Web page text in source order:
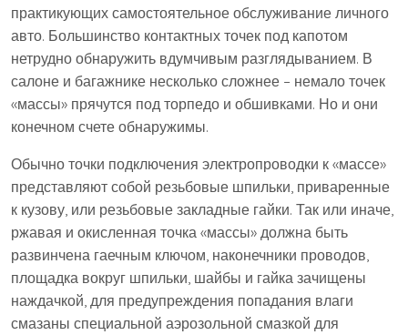
практикующих самостоятельное обслуживание личного
авто. Большинство контактных точек под капотом
нетрудно обнаружить вдумчивым разглядыванием. В
салоне и багажнике несколько сложнее – немало точек
«массы» прячутся под торпедо и обшивками. Но и они
конечном счете обнаружимы.
Обычно точки подключения электропроводки к «массе»
представляют собой резьбовые шпильки, приваренные
к кузову, или резьбовые закладные гайки. Так или иначе,
ржавая и окисленная точка «массы» должна быть
развинчена гаечным ключом, наконечники проводов,
площадка вокруг шпильки, шайбы и гайка зачищены
наждачкой, для предупреждения попадания влаги
смазаны специальной аэрозольной смазкой для